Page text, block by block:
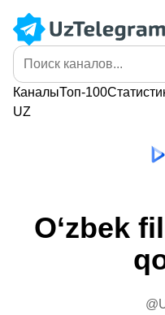
КаналыТоп-100
UZ
O‘zbek